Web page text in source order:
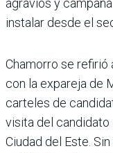
agravios y
instalar desde el
Chamorro se refirió
con la expareja de
carteles de
visita del candidato
Ciudad del Este.